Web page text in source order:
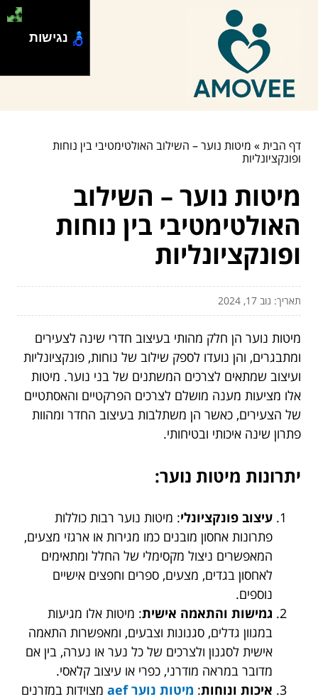
דף הבית» מיטות נוער – השילוב האולטימטיבי בין נוחות
ופונקציונליות
מיטות נוער – השילוב
האולטימטיבי בין נוחות
ופונקציונליות
תאריך: נוב 17, 2024
מיטות נוער הן חלק מהותי בעיצוב חדרי שינה לצעירים
ומתבגרים, והן נועדו לספק שילוב של נוחות, פונקציונליות
ועיצוב שמתאים לצרכים המשתנים של בני נוער. מיטות
אלו מציעות מענה מושלם לצרכים הפרקטיים והאסתטיים
של הצעירים, כאשר הן משתלבות בעיצוב החדר ומהוות
פתרון שינה איכותי ובטיחותי.
יתרונות מיטות נוער:
עיצוב פונקציונלי: מיטות נוער רבות כוללות
פתרונות אחסון מובנים כמו מגירות או ארגזי מצעים,
המאפשרים ניצול מקסימלי של החלל ומתאימים
לאחסון בגדים, מצעים, ספרים וחפצים אישיים
נוספים.
גמישות והתאמה אישית: מיטות אלו מגיעות
במגוון גדלים, סגנונות וצבעים, ומאפשרות התאמה
אישית לסגנון ולצרכים של כל נער או נערה, בין אם
מדובר במראה מודרני, כפרי או עיצוב קלאסי.
איכות ונוחות: מיטות נוער aef
מצוידות במזרנים
נגישות